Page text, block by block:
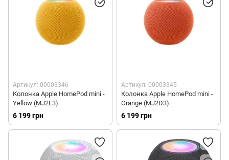
Артикул: 00003346
Колонка Apple HomePod mini -
Yellow (MJ2E3)
6 199 грн
Артикул: 00003345
Колонка Apple HomePod mini -
Orange (MJ2D3)
6 199 грн